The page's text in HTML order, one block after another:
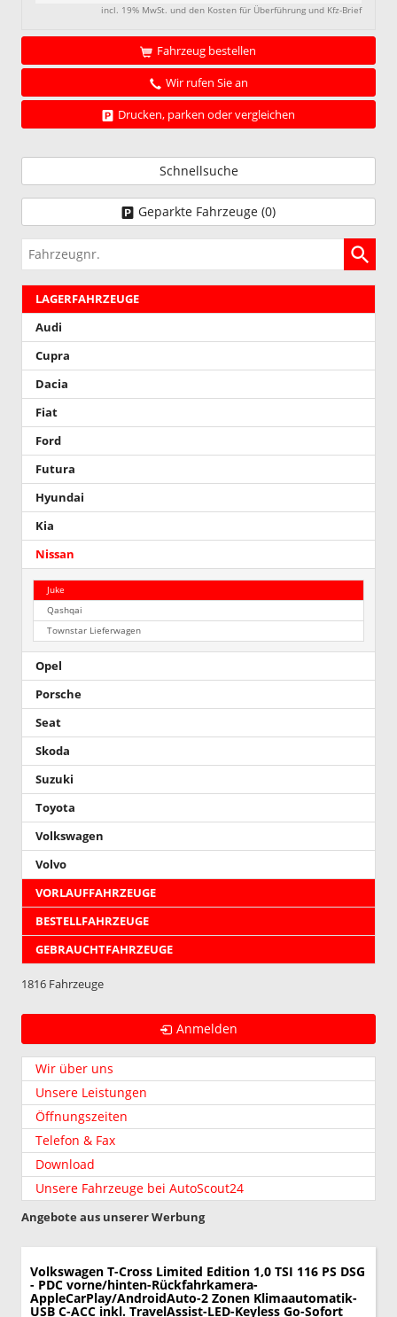
incl. 19% MwSt. und den Kosten für Überführung und Kfz-Brief
Fahrzeug bestellen
Wir rufen Sie an
Drucken, parken oder vergleichen
Schnellsuche
Geparkte Fahrzeuge (0)
Fahrzeugnr.
LAGERFAHRZEUGE
Audi
Cupra
Dacia
Fiat
Ford
Futura
Hyundai
Kia
Nissan
Juke
Qashqai
Townstar Lieferwagen
Opel
Porsche
Seat
Skoda
Suzuki
Toyota
Volkswagen
Volvo
VORLAUFFAHRZEUGE
BESTELLFAHRZEUGE
GEBRAUCHTFAHRZEUGE
1816 Fahrzeuge
Anmelden
Wir über uns
Unsere Leistungen
Öffnungszeiten
Telefon & Fax
Download
Unsere Fahrzeuge bei AutoScout24
Angebote aus unserer Werbung
Volkswagen T-Cross Limited Edition 1,0 TSI 116 PS DSG
- PDC vorne/hinten-Rückfahrkamera-
AppleCarPlay/AndroidAuto-2 Zonen Klimaautomatik-
USB C-ACC inkl. TravelAssist-LED-Keyless Go-Sofort